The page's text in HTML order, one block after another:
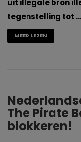
uit illegale bron
tegenstelling tot …
MEER LEZEN
The Pirate
blokkeren!